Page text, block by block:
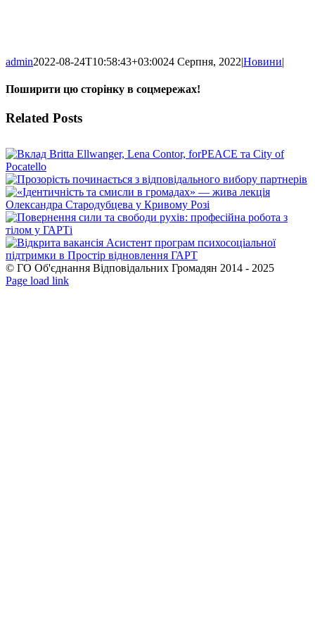
admin2022-08-24T10:58:43+03:0024 Серпня, 2022|Новини|
Поширити цю сторінку в соцмережах!
Facebook
X
WhatsApp
Telegram
Related Posts
© ГО Об'єднання Відповідальних Громадян 2014 - 2025
Facebook
YouTube
Page load link